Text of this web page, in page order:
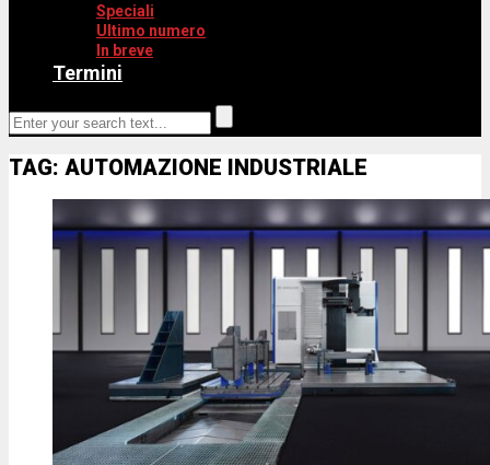
Speciali
Ultimo numero
In breve
Termini
TAG: AUTOMAZIONE INDUSTRIALE